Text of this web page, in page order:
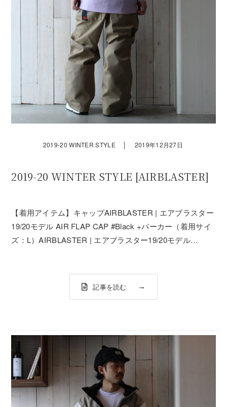
2019-20 WINTER STYLE ｜ 2019年12月27日
2019-20 WINTER STYLE [AIRBLASTER]
【着用アイテム】キャップAIRBLASTER | エアブラスター
19/20モデル AIR FLAP CAP #Black +パーカー（着用サイ
ズ：L）AIRBLASTER | エアブラスター19/20モデル
記事を読む